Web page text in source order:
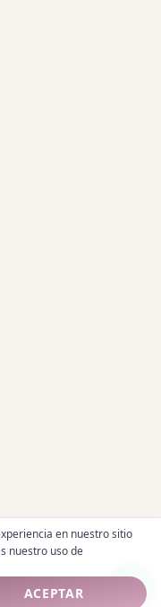
en nuestro sitio
nuestro uso de
ACEPTAR